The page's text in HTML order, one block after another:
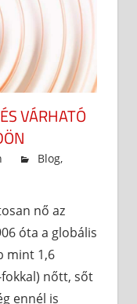
VÁRHATÓ
Blog,
nő az
óta a globális
mint 1,6
nőtt, sőt
ennél is